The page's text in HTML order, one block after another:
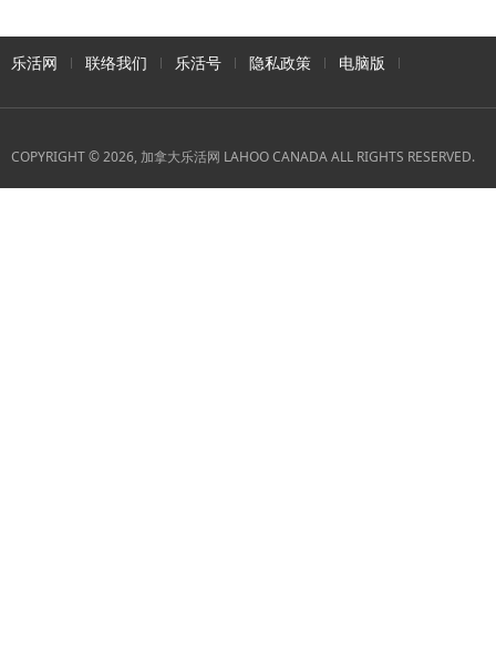
乐活网 联络我们 乐活号 隐私政策 电脑版
COPYRIGHT © 2026, 加拿大乐活网 LAHOO CANADA ALL RIGHTS RESERVED.